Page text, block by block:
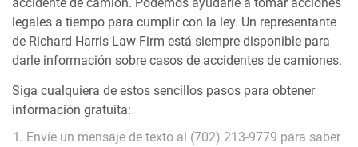
legales a tiempo para cumplir con la ley. Un representante
de Richard Harris Law Firm está siempre disponible para
darle información sobre casos de accidentes de camiones.
Siga cualquiera de estos sencillos pasos para obtener
información gratuita:
Envíe un mensaje de texto al (702) 213-9779 para saber